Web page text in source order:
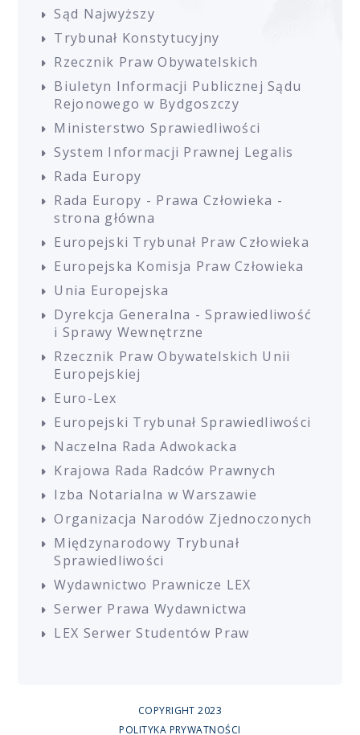
Sąd Najwyższy
Trybunał Konstytucyjny
Rzecznik Praw Obywatelskich
Biuletyn Informacji Publicznej Sądu
Rejonowego w Bydgoszczy
Ministerstwo Sprawiedliwości
System Informacji Prawnej Legalis
Rada Europy
Rada Europy - Prawa Człowieka -
strona główna
Europejski Trybunał Praw Człowieka
Europejska Komisja Praw Człowieka
Unia Europejska
Dyrekcja Generalna - Sprawiedliwość
i Sprawy Wewnętrzne
Rzecznik Praw Obywatelskich Unii
Europejskiej
Euro-Lex
Europejski Trybunał Sprawiedliwości
Naczelna Rada Adwokacka
Krajowa Rada Radców Prawnych
Izba Notarialna w Warszawie
Organizacja Narodów Zjednoczonych
Międzynarodowy Trybunał
Sprawiedliwości
Wydawnictwo Prawnicze LEX
Serwer Prawa Wydawnictwa
LEX Serwer Studentów Praw
COPYRIGHT 2023
POLITYKA PRYWATNOŚCI